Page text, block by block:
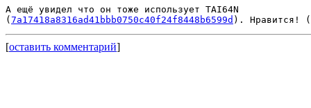
А ещё увидел что он тоже использует TAI64N
( 7a17418a8316ad41bbb0750c40f24f8448b6599d
[оставить комментарий]